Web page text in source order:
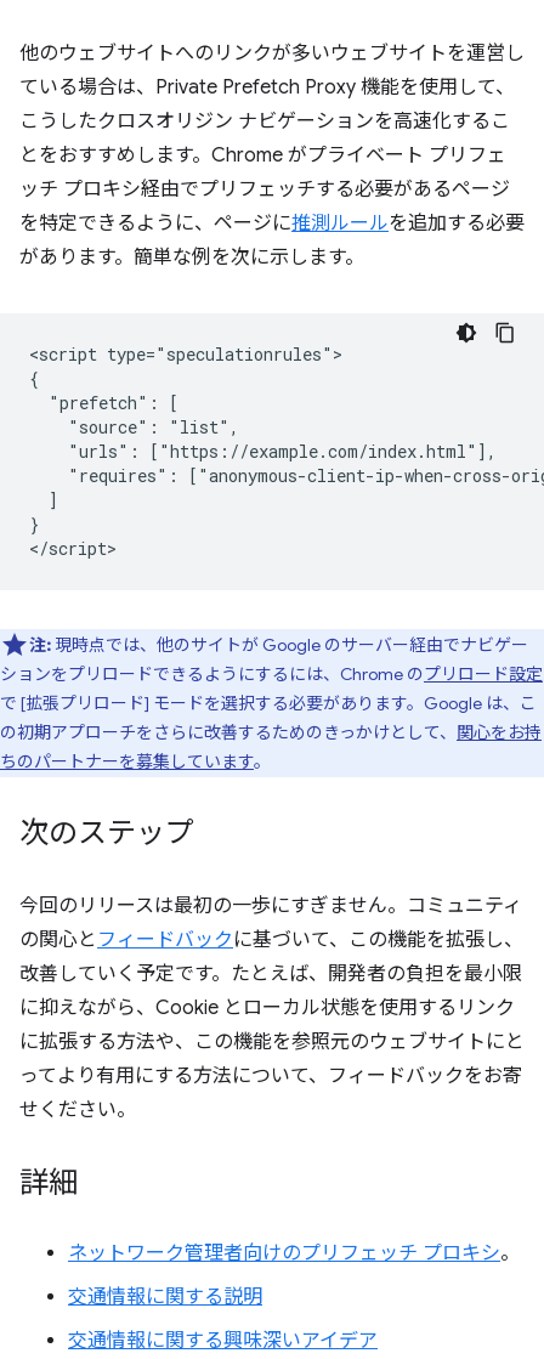
他のウェブサイトへのリンクが多いウェブサイトを運営し
ている場合は、Private Prefetch Proxy 機能を使用して、
こうしたクロスオリジン ナビゲーションを高速化するこ
とをおすすめします。Chrome がプライベート プリフェ
ッチ プロキシ経由でプリフェッチする必要があるページ
を特定できるように、ページに推測ルールを追加する必要
があります。簡単な例を次に示します。
<script type="speculationrules">
{
  "prefetch": [
    "source": "list",
    "urls": ["https://example.com/index.html"],
"requires": ["anonymous-client-ip-when-cross-
  ]
}
注: 現時点では、他のサイトが Google のサーバー経由でナビゲー
ションをプリロードできるようにするには、Chrome のプリロード設定
で [拡張プリロード] モードを選択する必要があります。Google は、こ
の初期アプローチをさらに改善するためのきっかけとして、 関心をお持
ちのパートナーを募集しています。
次のステップ
今回のリリースは最初の一歩にすぎません。コミュニティ
の関心と フィードバック に基づいて、この機能を拡張し、
改善していく予定です。たとえば、開発者の負担を最小限
に抑えながら、Cookie とローカル状態を使用するリンク
に拡張する方法や、この機能を参照元のウェブサイトにと
ってより有用にする方法について、フィードバックをお寄
せください。
詳細
ネットワーク管理者向けのプリフェッチ プロキシ。
交通情報に関する説明
交通情報に関する興味深いアイデア